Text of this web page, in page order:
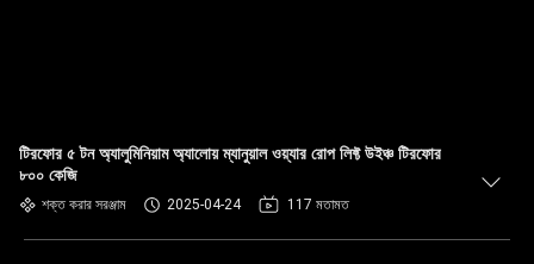
টিরফোর ৫ টন অ্যালুমিনিয়াম অ্যালোয় ম্যানুয়াল ওয়্যার রোপ লিফ্ট উইঞ্চ টিরফোর
৮০০ কেজি
শক্ত করার সরঞ্জাম 2025-04-24 117 মতামত